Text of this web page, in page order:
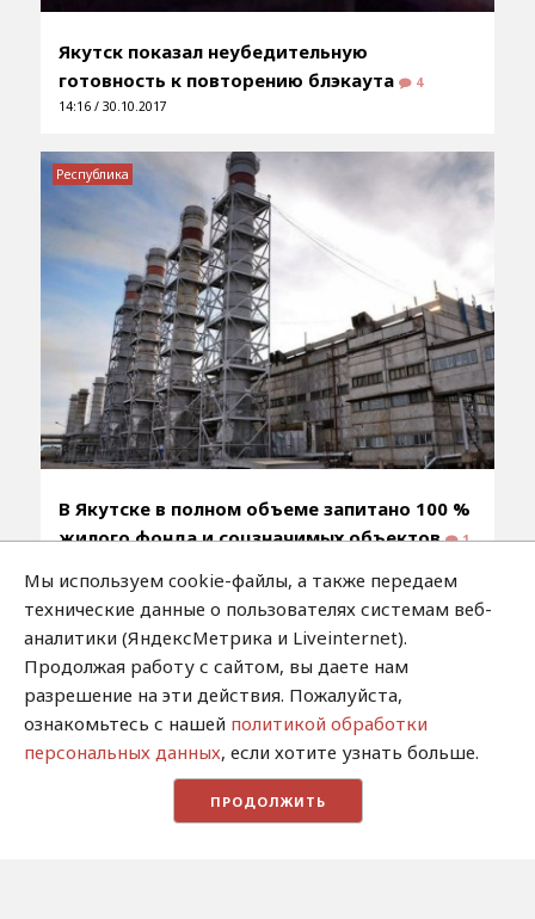
Якутск показал неубедительную
готовность к повторению блэкаута
4
14:16 / 30.10.2017
В Якутске в полном объеме запитано 100 %
жилого фонда и соцзначимых объектов
1
Республика
2013-2026 / Сетевое издание "Якутия.Инфо"/
Новости Якутии и Якутска
Свидетельство о регистрации СМИ ЭЛ № ФС 77 -
62371. Выдано Федеральной службой по надзору в
сфере связи, информационных технологий и
Мы используем cookie-файлы, а также передаем
технические данные о пользователях системам веб-
аналитики (ЯндексМетрика и Liveinternet).
Продолжая работу с сайтом, вы даете нам
разрешение на эти действия. Пожалуйста,
ознакомьтесь с нашей политикой обработки
персональных данных, если хотите узнать больше.
ПРОДОЛЖИТЬ